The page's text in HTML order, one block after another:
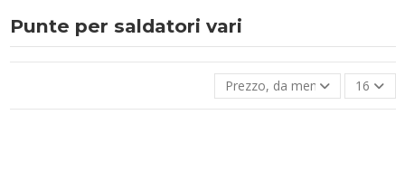
Punte per saldatori vari
Prezzo, da meno caro a più
16